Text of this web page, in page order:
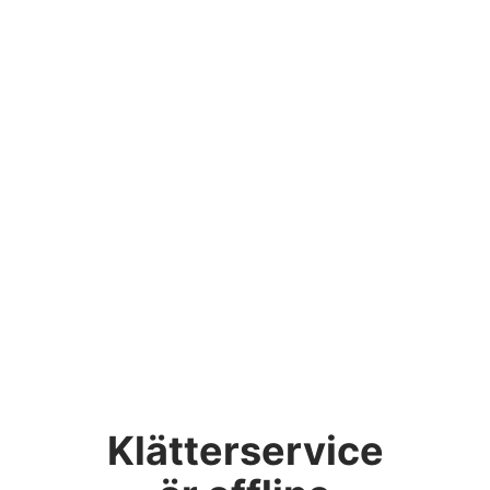
Klätterservice